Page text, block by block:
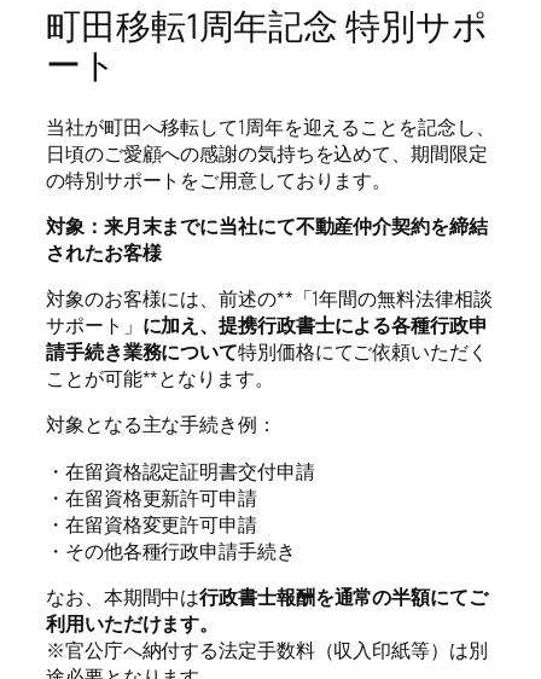
町田移転1周年記念 特別サポ
ート
当社が町田へ移転して1周年を迎えることを記念し、
日頃のご愛顧への感謝の気持ちを込めて、期間限定
の特別サポートをご用意しております。
対象：来月末までに当社にて不動産仲介契約を締結
されたお客様
対象のお客様には、前述の**「1年間の無料法律相談
サポート」 に加え、提携行政書士による各種行政申
請手続き業務について特別価格にてご依頼いただく
ことが可能**となります。
対象となる主な手続き例：
・在留資格認定証明書交付申請
・在留資格更新許可申請
・在留資格変更許可申請
・その他各種行政申請手続き
なお、本期間中は行政書士報酬を通常の半額にてご
利用いただけます。
※官公庁へ納付する法定手数料（収入印紙等）は別